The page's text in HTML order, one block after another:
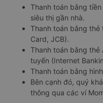
Thanh toán bằng
siêu thị gần nhà.
Thanh toán bằng thẻ
Card, JCB).
Thanh toán bằng
tuyến (Internet
Thanh toán bằng
Bên cạnh đó, quý
thông qua các ví